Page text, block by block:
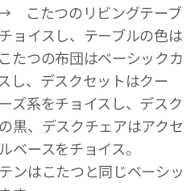
こたつのリビングテーブ
ョイスし、テーブルの色は
たつの布団はベーシックカ
し、デスクセットはクー
ズ系をチョイスし、デスク
黒、デスクチェアはアクセ
ベースをチョイス。
はこたつと同じベーシッ